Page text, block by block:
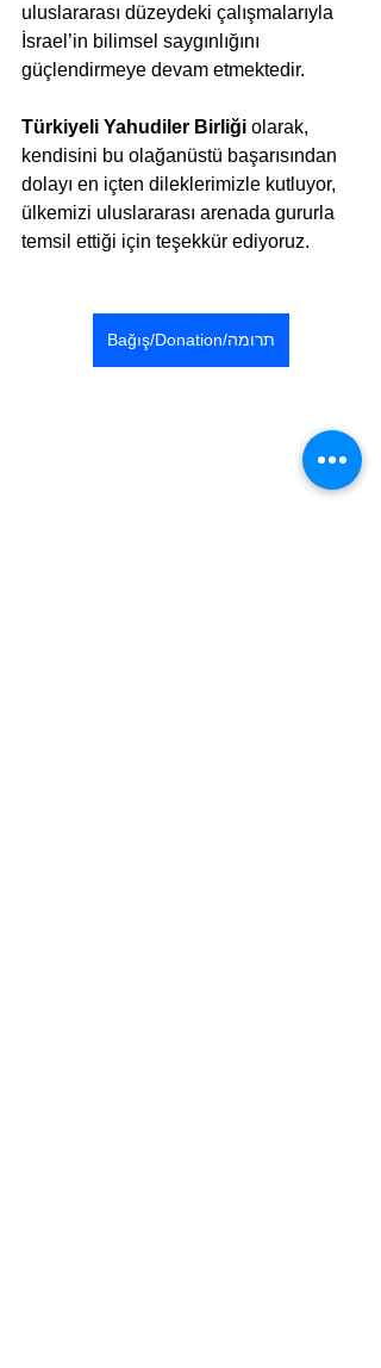
uluslararası düzeydeki çalışmalarıyla
İsrael’in bilimsel saygınlığını
güçlendirmeye devam etmektedir.
Türkiyeli Yahudiler Birliği olarak,
kendisini bu olağanüstü başarısından
dolayı en içten dileklerimizle kutluyor,
ülkemizi uluslararası arenada gururla
temsil ettiği için teşekkür ediyoruz.
Bağış/Donation/תרומה